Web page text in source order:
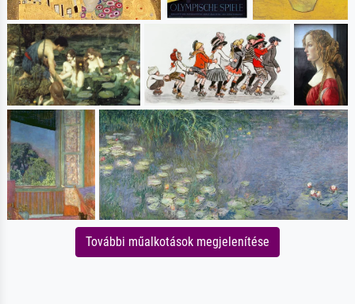
További műalkotások megjelenítése